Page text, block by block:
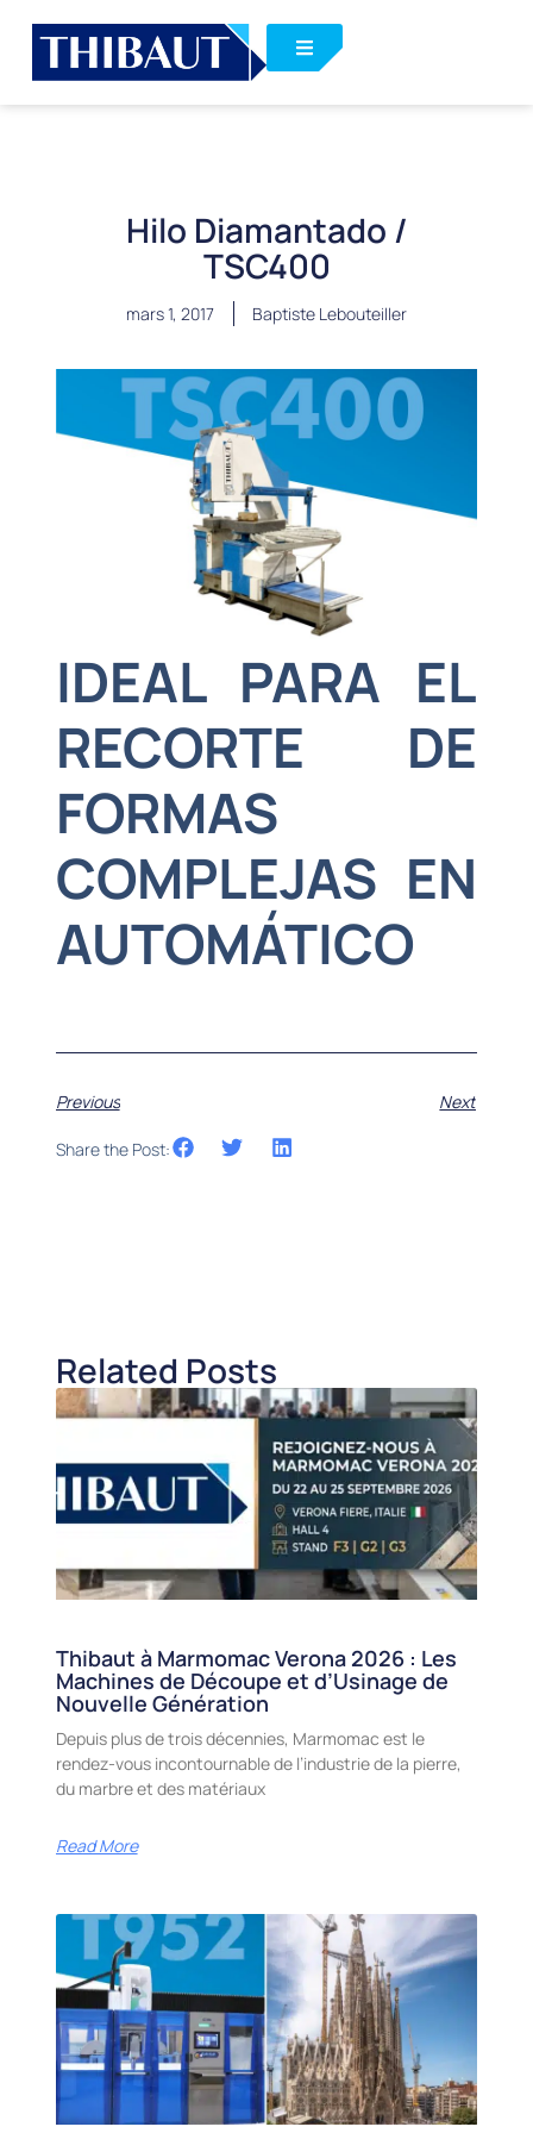
Hilo Diamantado /
TSC400
mars 1, 2017 Baptiste Lebouteiller
IDEAL PARA EL
RECORTE DE
FORMAS
COMPLEJAS EN
AUTOMÁTICO
Previous Next
Share the Post:
Related Posts
Thibaut à Marmomac Verona 2026 : Les
Machines de Découpe et d’Usinage de
Nouvelle Génération
Depuis plus de trois décennies, Marmomac est le
rendez-vous incontournable de l’industrie de la pierre,
du marbre et des matériaux
Read More